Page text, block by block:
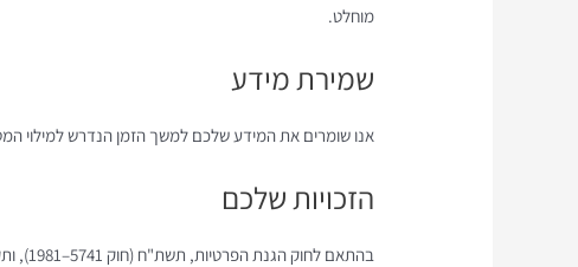
מוחלט.
שמירת מידע
אנו שומרים את המידע שלכם למשך הזמן הנדרש למילוי
הזכויות שלכם
בהתאם לחוק הגנת הפרטיות, תשת"ח (חוק 5741–1981), ותקנות הֽGDPR במידת הרלוונטיות, עומדות לכם הזכויות הבאות: